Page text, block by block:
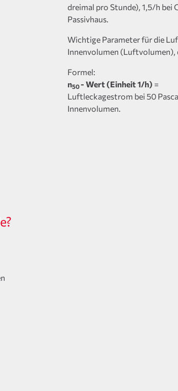
dreimal pro Stunde), 1,5/h bei
Passivhaus.
Wichtige Parameter für die
Innenvolumen (Luftvolumen),
Formel:
n50- Wert (Einheit 1/h) =
Luftleckagestrom bei 50
Innenvolumen.